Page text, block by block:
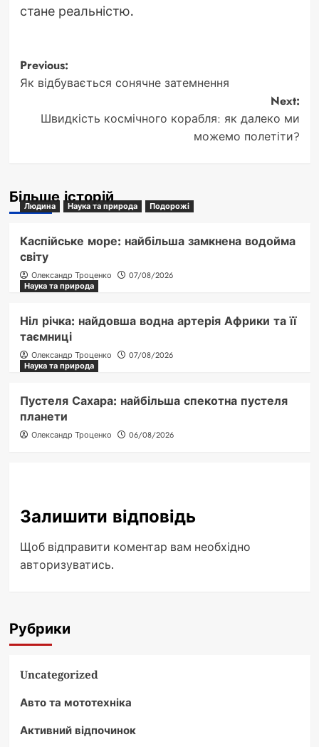
стане реальністю.
Post
navigation
Previous:
Як відбувається сонячне затемнення
Next:
Швидкість космічного корабля: як далеко ми
можемо полетіти?
Більше історій
Людина Наука та природа Подорожі
Каспійське море: найбільша замкнена водойма
світу
Олександр Троценко
07/08/2026
Наука та природа
Ніл річка: найдовша водна артерія Африки та її
таємниці
Олександр Троценко
07/08/2026
Наука та природа
Пустеля Сахара: найбільша спекотна пустеля
планети
Олександр Троценко 06/08/2026
Залишити відповідь
Щоб відправити коментар вам необхідно
авторизуватись.
Рубрики
Uncategorized
Авто та мототехніка
Активний відпочинок